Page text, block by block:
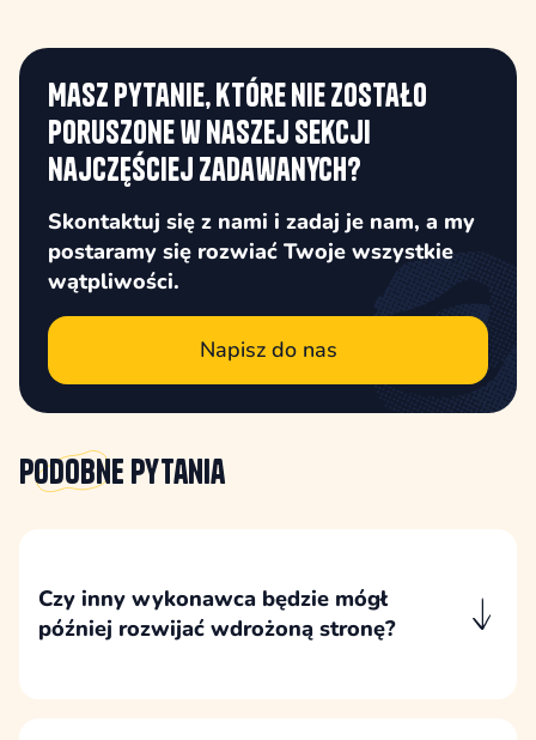
Masz pytanie, które nie zostało
poruszone w naszej sekcji
najczęściej zadawanych?
Skontaktuj się z nami i zadaj je nam, a my
postaramy się rozwiać Twoje wszystkie
wątpliwości.
Napisz do nas
Podobne pytania
Czy inny wykonawca będzie mógł
później rozwijać wdrożoną stronę?